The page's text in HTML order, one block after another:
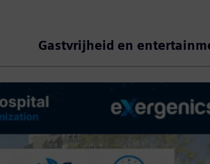
Gastvrijheid en